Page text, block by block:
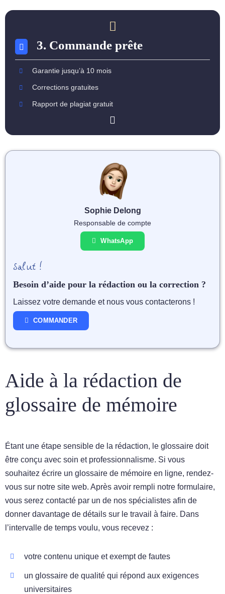
3. Commande prête
Garantie jusqu’à 10 mois
Corrections gratuites
Rapport de plagiat gratuit
Sophie Delong
Responsable de compte
WhatsApp
Salut !
Besoin d’aide pour la rédaction ou la correction ?
Laissez votre demande et nous vous contacterons !
COMMANDER
Aide à la rédaction de
glossaire de mémoire
Étant une étape sensible de la rédaction, le glossaire doit
être conçu avec soin et professionnalisme. Si vous
souhaitez écrire un glossaire de mémoire en ligne, rendez-
vous sur notre site web. Après avoir rempli notre formulaire,
vous serez contacté par un de nos spécialistes afin de
donner davantage de détails sur le travail à faire. Dans
l’intervalle de temps voulu, vous recevez :
votre contenu unique et exempt de fautes
un glossaire de qualité qui répond aux exigences
universitaires